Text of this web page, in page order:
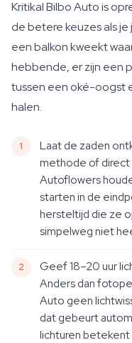
Kritikal Bilbo Auto is
de betere keuzes als
een balkon kweekt
hebbende, er zijn een
tussen een oké-oogst
halen.
Laat de zaden
methode of direct
Autoflowers
starten in de
hersteltijd die ze
simpelweg niet
Geef 18–20 uur
Anders dan
Auto geen
dat gebeurt
lichturen